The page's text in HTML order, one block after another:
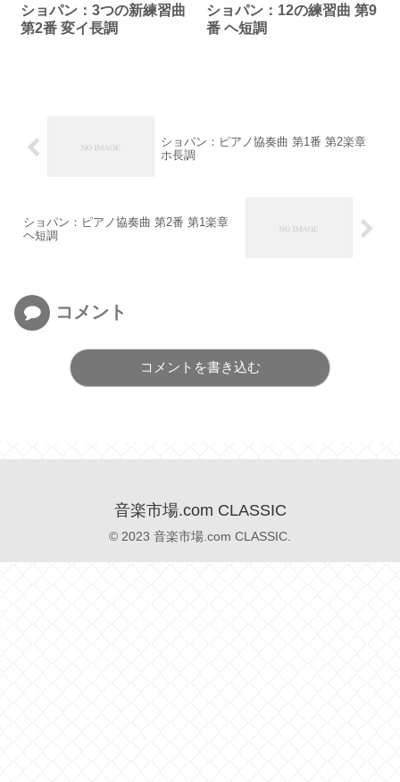
ショパン：3つの新練習曲
第2番 変イ長調
ショパン：12の練習曲 第9
番 ヘ短調
ショパン：ピアノ協奏曲 第1番 第2楽章
ホ長調
ショパン：ピアノ協奏曲 第2番 第1楽章
ヘ短調
コメント
コメントを書き込む
音楽市場.com CLASSIC
© 2023 音楽市場.com CLASSIC.